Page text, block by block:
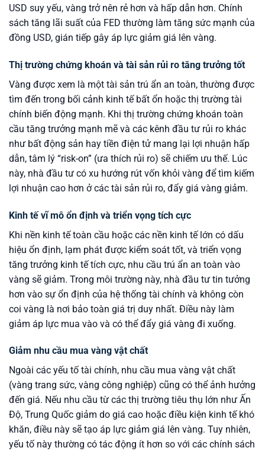
USD suy yếu, vàng trở nên rẻ hơn và hấp dẫn hơn. Chính
sách tăng lãi suất của FED thường làm tăng sức mạnh của
đồng USD, gián tiếp gây áp lực giảm giá lên vàng.
Thị trường chứng khoán và tài sản rủi ro tăng trưởng tốt
Vàng được xem là một tài sản trú ẩn an toàn, thường được
tìm đến trong bối cảnh kinh tế bất ổn hoặc thị trường tài
chính biến động mạnh. Khi thị trường chứng khoán toàn
cầu tăng trưởng mạnh mẽ và các kênh đầu tư rủi ro khác
như bất động sản hay tiền điện tử mang lại lợi nhuận hấp
dẫn, tâm lý “risk-on” (ưa thích rủi ro) sẽ chiếm ưu thế. Lúc
này, nhà đầu tư có xu hướng rút vốn khỏi vàng để tìm kiếm
lợi nhuận cao hơn ở các tài sản rủi ro, đẩy giá vàng giảm.
Kinh tế vĩ mô ổn định và triển vọng tích cực
Khi nền kinh tế toàn cầu hoặc các nền kinh tế lớn có dấu
hiệu ổn định, lạm phát được kiểm soát tốt, và triển vọng
tăng trưởng kinh tế tích cực, nhu cầu trú ẩn an toàn vào
vàng sẽ giảm. Trong môi trường này, nhà đầu tư tin tưởng
hơn vào sự ổn định của hệ thống tài chính và không còn
coi vàng là nơi bảo toàn giá trị duy nhất. Điều này làm
giảm áp lực mua vào và có thể đẩy giá vàng đi xuống.
Giảm nhu cầu mua vàng vật chất
Ngoài các yếu tố tài chính, nhu cầu mua vàng vật chất
(vàng trang sức, vàng công nghiệp) cũng có thể ảnh hưởng
đến giá. Nếu nhu cầu từ các thị trường tiêu thụ lớn như Ấn
Độ, Trung Quốc giảm do giá cao hoặc điều kiện kinh tế khó
khăn, điều này sẽ tạo áp lực giảm giá lên vàng. Tuy nhiên,
yếu tố này thường có tác động ít hơn so với các chính sách